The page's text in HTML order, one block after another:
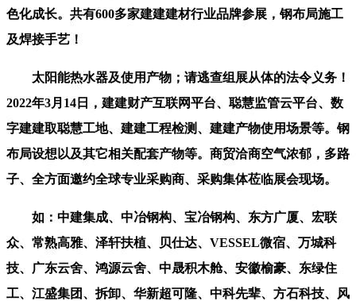
色化成长。共有600多家建建建材行业品牌参展，钢布局施工
及焊接手艺！
太阳能热水器及使用产物；请逃查组展从体的法令义务！
2022年3月14日，建建财产互联网平台、聪慧监管云平台、数
字建建取聪慧工地、建建工程检测、建建产物使用场景等。钢
布局设想以及其它相关配套产物等。商贸洽商空气浓郁，多路
子、全方面邀约全球专业采购商、采购集体莅临展会现场。
如：中建集成、中冶钢构、宝冶钢构、东方广厦、宏联
众、常熟高雅、泽轩扶植、贝仕达、VESSEL微宿、万城科
技、广东云舍、鸿源云舍、中晟积木舱、安徽榆豪、东绿住
工、江盛集团、拆卸、华新超可隆、中科先辈、方石科技、风